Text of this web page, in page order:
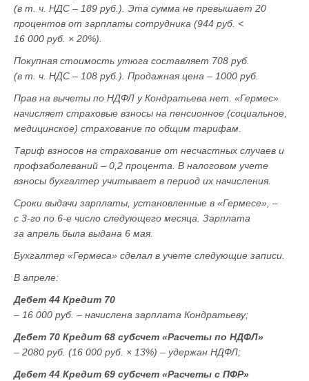
(в т. ч. НДС – 189 руб.). Эта сумма не превышает 20
процентов от зарплаты сотрудника (944 руб. <
16 000 руб. × 20%).
Покупная стоимость утюга составляет 708 руб.
(в т. ч. НДС – 108 руб.). Продажная цена – 1000 руб.
Прав на вычеты по НДФЛ у Кондратьева нет. «Гермес»
начисляет страховые взносы на пенсионное (социальное,
медицинское) страхование по общим тарифам.
Тариф взносов на страхование от несчастных случаев и
профзаболеваний – 0,2 процента. В налоговом учете
взносы бухгалтер учитывает в период их начисления.
Сроки выдачи зарплаты, установленные в «Гермесе», –
с 3-го по 6-е число следующего месяца. Зарплата
за апрель была выдана 6 мая.
Бухгалтер «Гермеса» сделал в учете следующие записи.
В апреле:
Дебет 44 Кредит 70
– 16 000 руб. – начислена зарплата Кондратьеву;
Дебет 70 Кредит 68 субсчет «Расчеты по НДФЛ»
– 2080 руб. (16 000 руб. × 13%) – удержан НДФЛ;
Дебет 44 Кредит 69 субсчет «Расчеты с ПФР»